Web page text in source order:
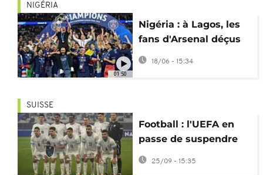
01:50
NIGÉRIA
Nigéria : à Lagos, les
fans d'Arsenal déçus
par la victoire du PSG
18/06 - 15:34
SUISSE
Football : l'UEFA en
passe de suspendre
Israel de compétitions
européennes
25/09 - 15:35